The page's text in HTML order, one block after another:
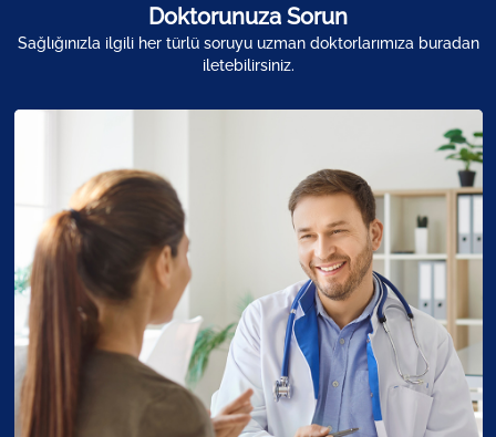
Doktorunuza Sorun
Sağlığınızla ilgili her türlü soruyu uzman doktorlarımıza buradan
iletebilirsiniz.